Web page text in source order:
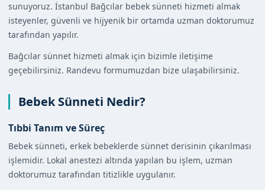
sunuyoruz. İstanbul Bağcılar bebek sünneti hizmeti almak
isteyenler, güvenli ve hijyenik bir ortamda uzman doktorumuz
tarafından yapılır.
Bağcılar sünnet hizmeti almak için bizimle iletişime
geçebilirsiniz. Randevu formumuzdan bize ulaşabilirsiniz.
Bebek Sünneti Nedir?
Tıbbi Tanım ve Süreç
Bebek sünneti, erkek bebeklerde sünnet derisinin çıkarılması
işlemidir. Lokal anestezi altında yapılan bu işlem, uzman
doktorumuz tarafından titizlikle uygulanır.